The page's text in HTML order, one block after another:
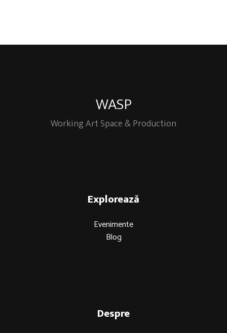
WASP
Working Art Space & Production
Explorează
Evenimente
Blog
Despre